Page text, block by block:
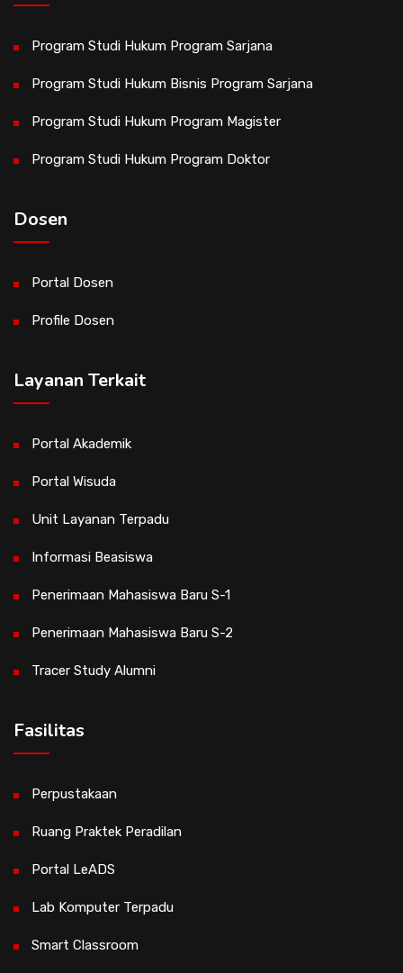
Program Studi Hukum Program Sarjana
Program Studi Hukum Bisnis Program Sarjana
Program Studi Hukum Program Magister
Program Studi Hukum Program Doktor
Dosen
Portal Dosen
Profile Dosen
Layanan Terkait
Portal Akademik
Portal Wisuda
Unit Layanan Terpadu
Informasi Beasiswa
Penerimaan Mahasiswa Baru S-1
Penerimaan Mahasiswa Baru S-2
Tracer Study Alumni
Fasilitas
Perpustakaan
Ruang Praktek Peradilan
Portal LeADS
Lab Komputer Terpadu
Smart Classroom